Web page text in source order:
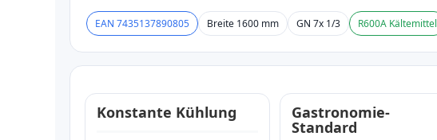
EAN 7435137890805 Breite 1600 mm GN 7x 1/3 R600A Kältemittel
Konstante Kühlung Gastronomie-
Standard